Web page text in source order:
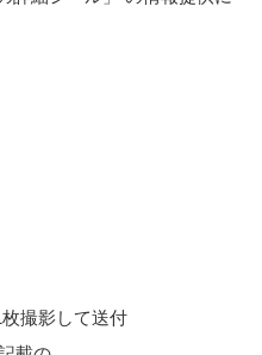
撮影して送付